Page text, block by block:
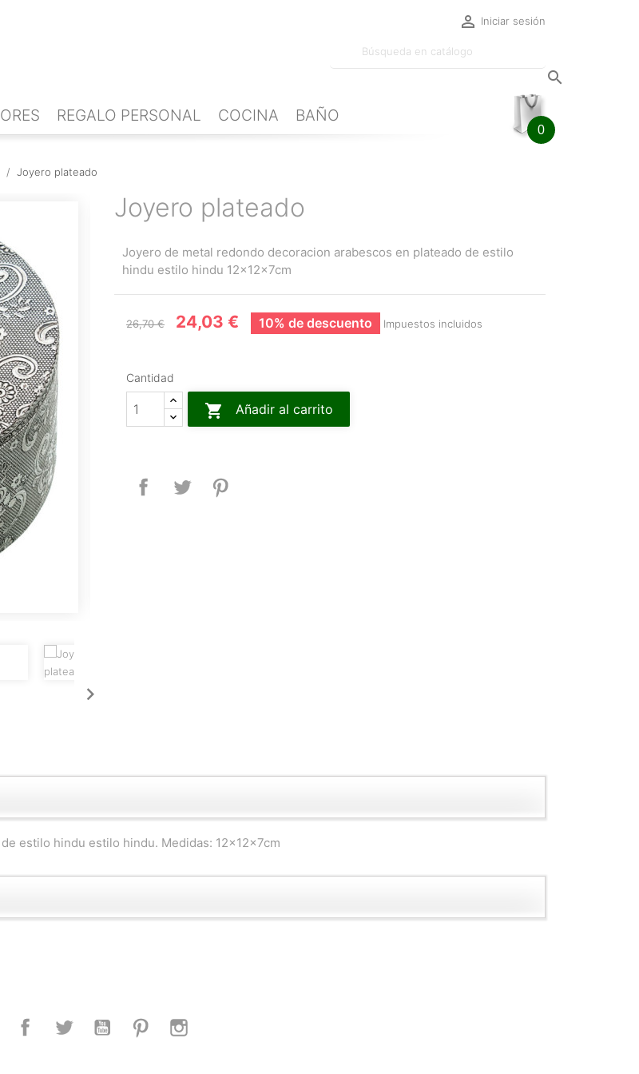
 Iniciar sesión

REGALO PERSONAL COCINA BAÑO
0
Joyero plateado
Joyero plateado
Joyero de metal redondo decoracion arabescos en plateado de estilo
hindu estilo hindu 12x12x7cm
26,70 € 24,03 € 10% de descuento Impuestos incluidos
Cantidad
 Añadir al carrito
CompartirTuitear
estilo hindu estilo hindu. Medidas: 12x12x7cm
FacebookTwitter YouTube Pinterest